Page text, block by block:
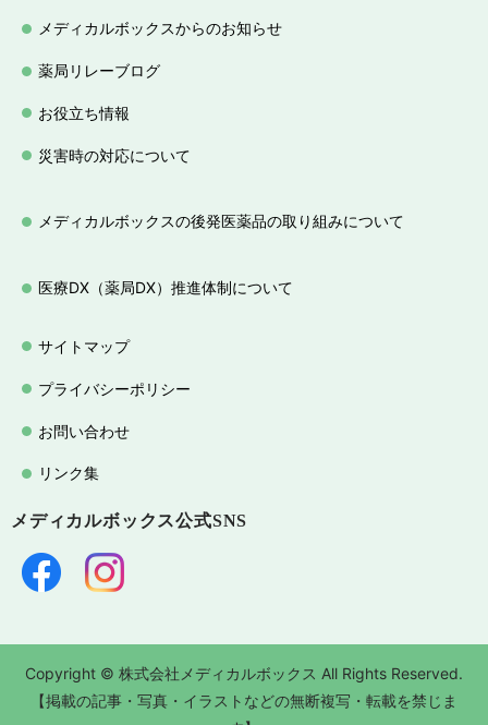
メディカルボックスからのお知らせ
薬局リレーブログ
お役立ち情報
災害時の対応について
メディカルボックスの後発医薬品の取り組みについて
医療DX（薬局DX）推進体制について
サイトマップ
プライバシーポリシー
お問い合わせ
リンク集
メディカルボックス公式SNS
Copyright © 株式会社メディカルボックス All Rights Reserved.
【掲載の記事・写真・イラストなどの無断複写・転載を禁じま